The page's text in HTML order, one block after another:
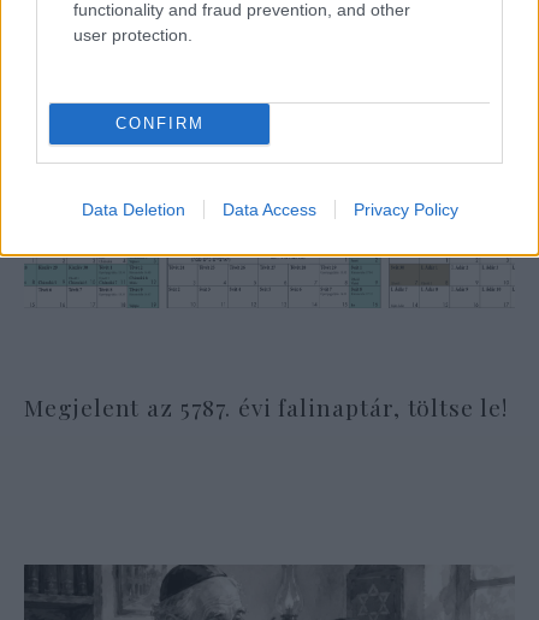
functionality and fraud prevention, and other
user protection.
CONFIRM
Data Deletion Data Access Privacy Policy
Megjelent az 5787. évi falinaptár, töltse le!